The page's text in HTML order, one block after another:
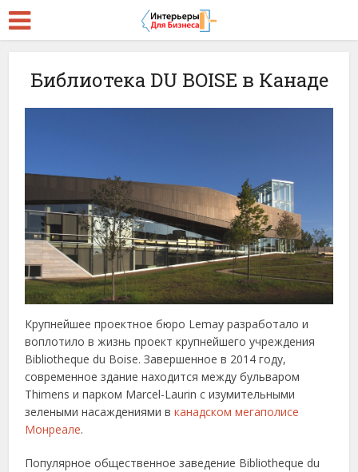
Библиотека DU BOISE в Канаде
Крупнейшее проектное бюро Lemay разработало и
воплотило в жизнь проект крупнейшего учреждения
Bibliotheque du Boise. Завершенное в 2014 году,
современное здание находится между бульваром
Thimens и парком Marcel-Laurin с изумительными
зелеными насаждениями в канадском мегаполисе
Монреале.
Популярное общественное заведение Bibliotheque du